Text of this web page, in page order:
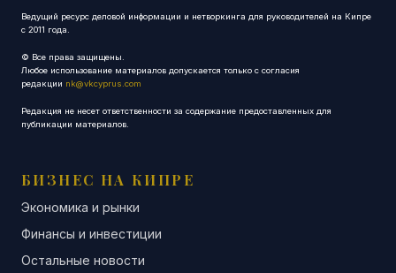
Ведущий ресурс деловой информации и нетворкинга для руководителей на Кипре
с 2011 года.
© Все права защищены.
Любое использование материалов допускается только с согласия
редакции nk@vkcyprus.com
Редакция не несет ответственности за содержание предоставленных для
публикации материалов.
БИЗНЕС НА КИПРЕ
Экономика и рынки
Финансы и инвестиции
Остальные новости